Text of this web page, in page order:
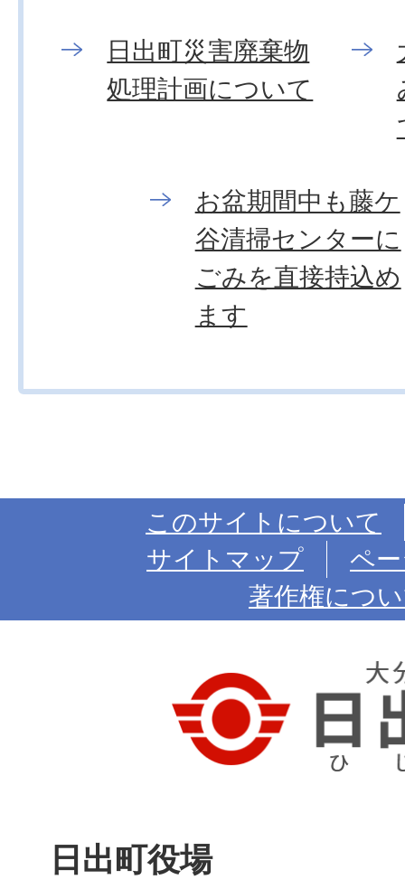
日出町災害廃棄物
処理計画について
お盆期間中も藤ケ
谷清掃センターに
ごみを直接持込め
ます
このサイトについて
サイトマップ
ペ
著作権につ
日出町役場